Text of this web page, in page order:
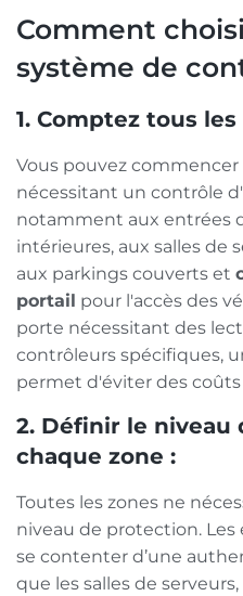
Comment
système de
1. Comptez tous
Vous pouvez
nécessitant un contrôle
notamment aux entrées
intérieures, aux salles de
aux parkings couverts et
portail pour l'accès des
porte nécessitant des
contrôleurs spécifiques,
permet d'éviter des
2. Définir le niveau
chaque zone :
Toutes les zones ne
niveau de protection.
se contenter d’une
que les salles de